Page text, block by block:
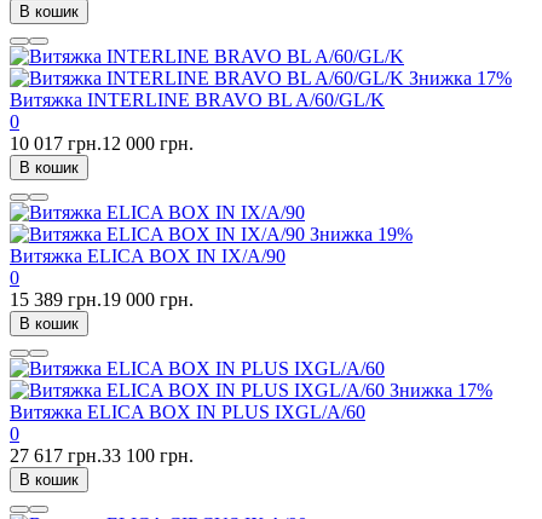
В кошик
Знижка 17%
Витяжка INTERLINE BRAVO BL A/60/GL/K
0
10 017 грн.12 000 грн.
В кошик
Знижка 19%
Витяжка ELICA BOX IN IX/A/90
0
15 389 грн.19 000 грн.
В кошик
Знижка 17%
Витяжка ELICA BOX IN PLUS IXGL/A/60
0
27 617 грн.33 100 грн.
В кошик